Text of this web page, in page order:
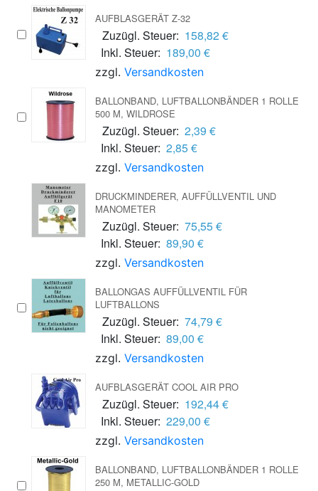
AUFBLASGERÄT Z-32
Zuzügl. Steuer: 158,82 €
Inkl. Steuer: 189,00 €
zzgl. Versandkosten
BALLONBAND, LUFTBALLONBÄNDER 1 ROLLE
500 M, WILDROSE
Zuzügl. Steuer: 2,39 €
Inkl. Steuer: 2,85 €
zzgl. Versandkosten
DRUCKMINDERER, AUFFÜLLVENTIL UND
MANOMETER
Zuzügl. Steuer: 75,55 €
Inkl. Steuer: 89,90 €
zzgl. Versandkosten
BALLONGAS AUFFÜLLVENTIL FÜR
LUFTBALLONS
Zuzügl. Steuer: 74,79 €
Inkl. Steuer: 89,00 €
zzgl. Versandkosten
AUFBLASGERÄT COOL AIR PRO
Zuzügl. Steuer: 192,44 €
Inkl. Steuer: 229,00 €
zzgl. Versandkosten
BALLONBAND, LUFTBALLONBÄNDER 1 ROLLE
250 M, METALLIC-GOLD